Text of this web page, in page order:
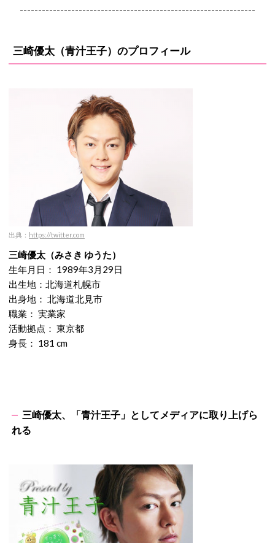
----------------------------------------------------------------
三崎優太（青汁王子）のプロフィール
出典： https://twitter.com
三崎優太（みさき ゆうた）
生年月日： 1989年3月29日
出生地：北海道札幌市
出身地： 北海道北見市
職業： 実業家
活動拠点： 東京都
身長： 181 cm
三崎優太、「青汁王子」としてメディアに取り上げら
れる